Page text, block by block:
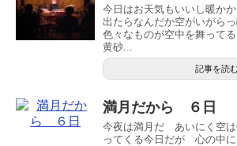
今日はお天気もいいし暖か
出たらなんだか空がいがら
色々なものが空中を舞って
黄砂...
記事を読
満月だから ６日
今夜は満月だ あいにく空は
ってくる今日だが 心の中